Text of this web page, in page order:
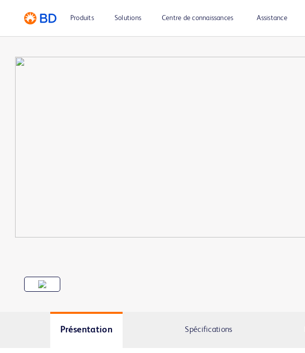
Produits Solutions Centre de connaissances Assistance
Présentation Spécifications